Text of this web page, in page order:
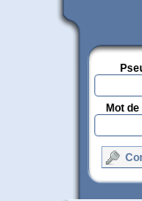
Mot